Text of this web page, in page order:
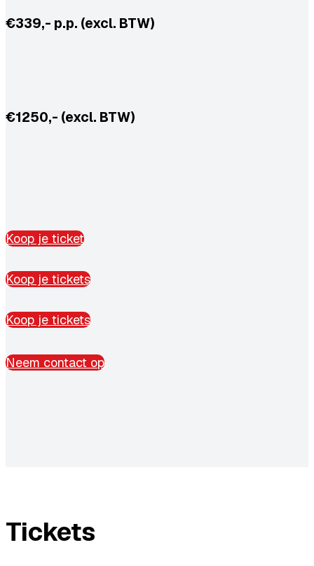
€339,- p.p. (excl. BTW)
€1250,- (excl. BTW)
Koop je ticket
Koop je tickets
Koop je tickets
Neem contact op
Tickets